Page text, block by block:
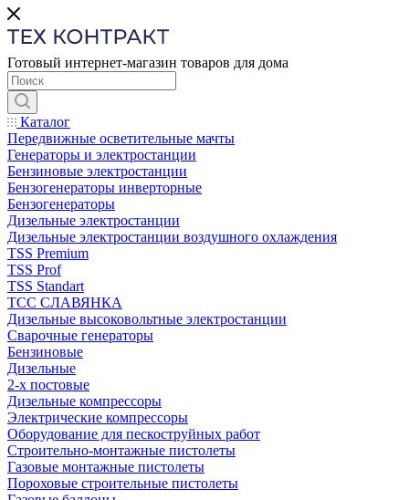
Готовый интернет-магазин товаров для дома
Каталог
Передвижные осветительные мачты
Генераторы и электростанции
Бензиновые электростанции
Бензогенераторы инверторные
Бензогенераторы
Дизельные электростанции
Дизельные электростанции воздушного охлаждения
TSS Premium
TSS Prof
TSS Standart
ТСС СЛАВЯНКА
Дизельные высоковольтные электростанции
Сварочные генераторы
Бензиновые
Дизельные
2-х постовые
Дизельные компрессоры
Электрические компрессоры
Оборудование для пескоструйных работ
Строительно-монтажные пистолеты
Газовые монтажные пистолеты
Пороховые строительные пистолеты